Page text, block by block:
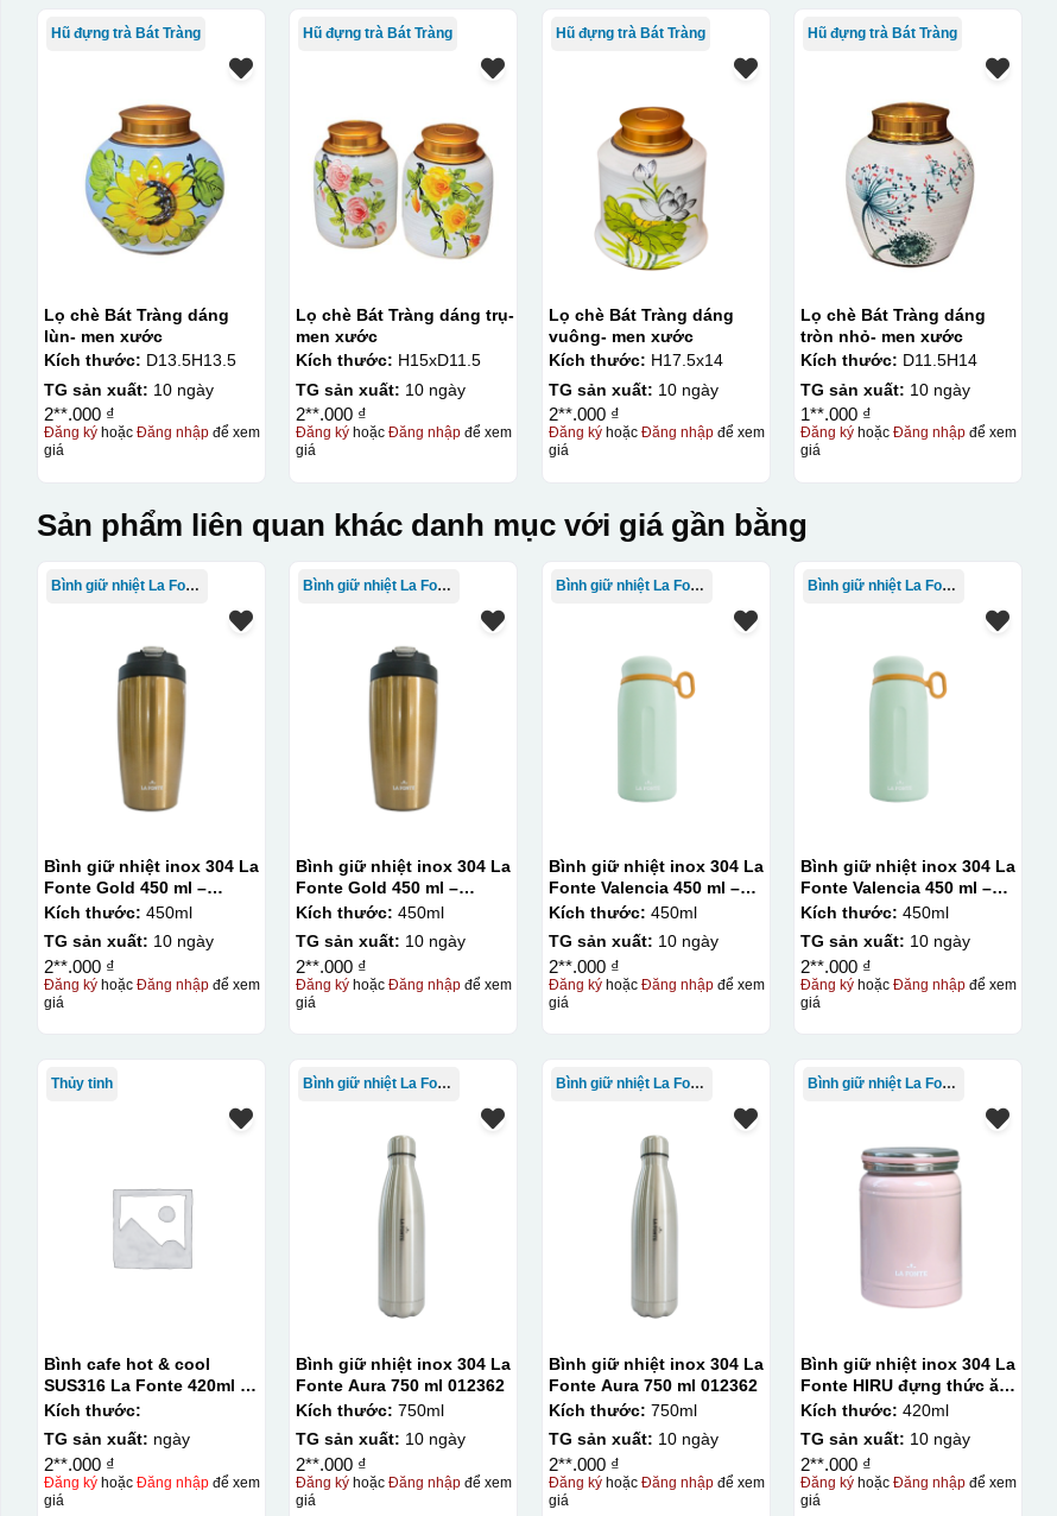
Kiểu in:
In Decal
Bước 1: Tạo khuôn in để tạo ra Decal Bước 2: Dán decal lên gốm sứ Bước 3: Cho vào lò nung ở nhiệt độ 700-800 độ C
Bước 1: Tạo ra DECAL
Để tạo ra decal trước khi dán nó lên gốm sứ, xưởng in sẽ in lên 1 loại giấy đặc biệt, và kích
thước logo được căn chỉnh theo sản phẩm, để khi dán không bị nhỏ hoặc to quá
Hũ đựng trà Bát Tràng
Lọ chè Bát Tràng dáng
lùn- men xước
Kích thước: D13.5H13.5
TG sản xuất: 10 ngày
2**.000 ₫
Đăng kýhoặc Đăng nhậpđể xem
giá
Hũ đựng trà Bát Tràng
Lọ chè Bát Tràng dáng trụ-
men xước
Kích thước: H15xD11.5
TG sản xuất: 10 ngày
2**.000 ₫
Đăng ký hoặcĐăng nhập để xem
giá
Hũ đựng trà Bát Tràng
Lọ chè Bát Tràng dáng
vuông- men xước
Kích thước: H17.5x14
TG sản xuất: 10 ngày
2**.000 ₫
Đăng kýhoặc Đăng nhậpđể xem
giá
Hũ đựng trà Bát Tràng
Lọ chè Bát Tràng dáng
tròn nhỏ- men xước
Kích thước: D11.5H14
TG sản xuất: 10 ngày
1**.000 ₫
Đăng ký hoặcĐăng nhập để xem
giá
Sản phẩm liên quan khác danh mục với giá gần bằng
Bình giữ nhiệt La Fonte
Bình giữ nhiệt inox 304 La
Fonte Gold 450 ml –
012331
Kích thước: 450ml
TG sản xuất: 10 ngày
2**.000 ₫
Đăng kýhoặc Đăng nhậpđể xem
giá
Bình giữ nhiệt La Fonte
Bình giữ nhiệt inox 304 La
Fonte Gold 450 ml –
012331
Kích thước: 450ml
TG sản xuất: 10 ngày
2**.000 ₫
Đăng ký hoặcĐăng nhập để xem
giá
Bình giữ nhiệt La Fonte
Bình giữ nhiệt inox 304 La
Fonte Valencia 450 ml –
012355
Kích thước: 450ml
TG sản xuất: 10 ngày
2**.000 ₫
Đăng kýhoặc Đăng nhậpđể xem
giá
Bình giữ nhiệt La Fonte
Bình giữ nhiệt inox 304 La
Fonte Valencia 450 ml –
012355
Kích thước: 450ml
TG sản xuất: 10 ngày
2**.000 ₫
Đăng ký hoặcĐăng nhập để xem
giá
Thủy tinh
Bình cafe hot & cool
SUS316 La Fonte 420ml –
012775
Kích thước:
TG sản xuất: ngày
2**.000 ₫
Đăng kýhoặc Đăng nhậpđể xem
giá
Bình giữ nhiệt La Fonte
Bình giữ nhiệt inox 304 La
Fonte Aura 750 ml 012362
Kích thước: 750ml
TG sản xuất: 10 ngày
2**.000 ₫
Đăng ký hoặcĐăng nhập để xem
giá
Bình giữ nhiệt La Fonte
Bình giữ nhiệt inox 304 La
Fonte Aura 750 ml 012362
Kích thước: 750ml
TG sản xuất: 10 ngày
2**.000 ₫
Đăng kýhoặc Đăng nhậpđể xem
giá
Bình giữ nhiệt La Fonte
Bình giữ nhiệt inox 304 La
Fonte HIRU đựng thức ăn
420 ml – 012348
Kích thước: 420ml
TG sản xuất: 10 ngày
2**.000 ₫
Đăng ký hoặcĐăng nhập để xem
giá